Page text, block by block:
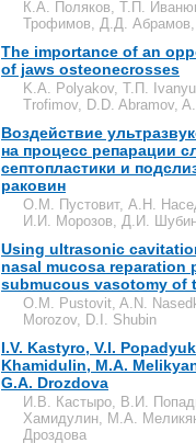
К.А. Поляков, Т.П.
Трофимов, Д.Д.
The importance of an
of jaws osteonecrosses
K.A. Polyakov, Т.П.
Trofimov, D.D. Abramov,
Воздействие
на процесс репарации
септопластики и
раковин
О.М. Пустовит, А.Н.
И.И. Морозов, Д.И.
Using ultrasonic
nasal mucosa reparation
submucous vasotomy of
O.M. Pustovit, A.N.
Morozov, D.I. Shubin
I.V. Kastyro, V.I.
Khamidulin, M.A.
G.A. Drozdova
И.В. Кастыро, В.И.
Хамидулин, М.А.
Дроздова